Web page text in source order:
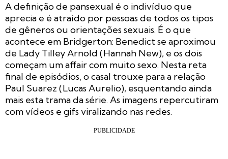
A definição de pansexual é o indivíduo que
aprecia e é atraído por pessoas de todos os tipos
de gêneros ou orientações sexuais. É o que
acontece em Bridgerton: Benedict se aproximou
de Lady Tilley Arnold (Hannah New), e os dois
começam um affair com muito sexo. Nesta reta
final de episódios, o casal trouxe para a relação
Paul Suarez (Lucas Aurelio), esquentando ainda
mais esta trama da série. As imagens repercutiram
com vídeos e gifs viralizando nas redes.